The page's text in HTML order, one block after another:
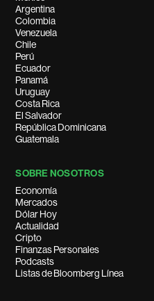
Argentina
Colombia
Venezuela
Chile
Perú
Ecuador
Panamá
Uruguay
Costa Rica
El Salvador
República Dominicana
Guatemala
SOBRE NOSOTROS
Economía
Mercados
Dólar Hoy
Actualidad
Cripto
Finanzas Personales
Podcasts
Listas de Bloomberg Línea